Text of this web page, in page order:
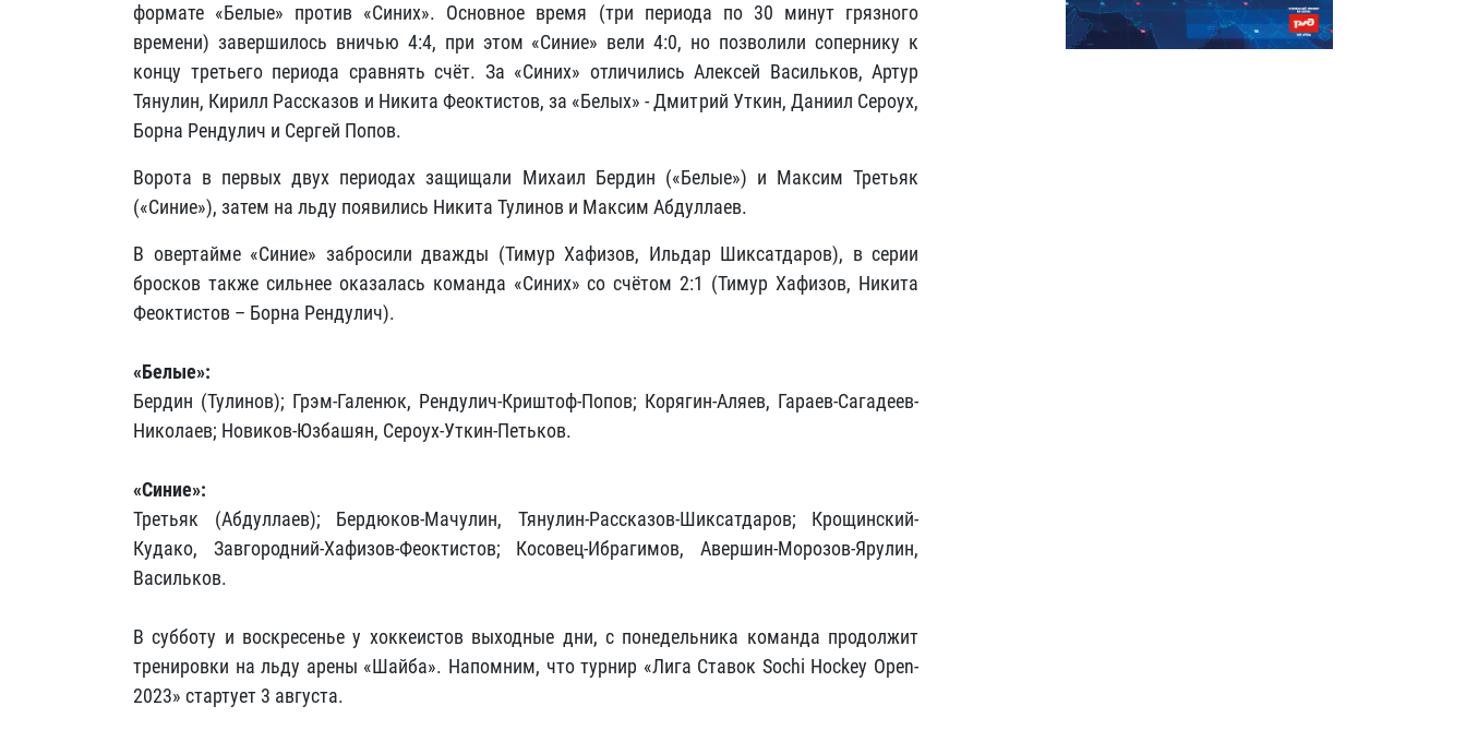
формате «Белые» против «Синих». Основное время (три периода по 30 минут грязного
времени) завершилось вничью 4:4, при этом «Синие» вели 4:0, но позволили сопернику к
концу третьего периода сравнять счёт. За «Синих» отличились Алексей Васильков, Артур
Тянулин, Кирилл Рассказов и Никита Феоктистов, за «Белых» - Дмитрий Уткин, Даниил Сероух,
Борна Рендулич и Сергей Попов.
Ворота в первых двух периодах защищали Михаил Бердин («Белые») и Максим Третьяк
(«Синие»), затем на льду появились Никита Тулинов и Максим Абдуллаев.
В овертайме «Синие» забросили дважды (Тимур Хафизов, Ильдар Шиксатдаров), в серии
бросков также сильнее оказалась команда «Синих» со счётом 2:1 (Тимур Хафизов, Никита
Феоктистов – Борна Рендулич).
«Белые»:
Бердин (Тулинов); Грэм-Галенюк, Рендулич-Криштоф-Попов; Корягин-Аляев, Гараев-Сагадеев-
Николаев; Новиков-Юзбашян, Сероух-Уткин-Петьков.
«Синие»:
Третьяк (Абдуллаев); Бердюков-Мачулин, Тянулин-Рассказов-Шиксатдаров; Крощинский-
Кудако, Завгородний-Хафизов-Феоктистов; Косовец-Ибрагимов, Авершин-Морозов-Ярулин,
Васильков.
В субботу и воскресенье у хоккеистов выходные дни, с понедельника команда продолжит
тренировки на льду арены «Шайба». Напомним, что турнир «Лига Ставок Sochi Hockey Open-
2023» стартует 3 августа.